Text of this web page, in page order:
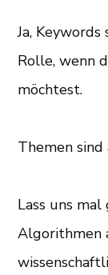
Ja,
Rolle, wenn
möchtest.
Themen
Lass uns
Algorithmen